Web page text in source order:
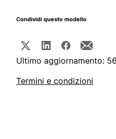
Condividi questo modello
Ultimo aggiornamento:
Termini e condizioni